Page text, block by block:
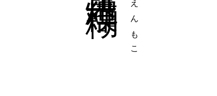
一覧表示
一覧表示